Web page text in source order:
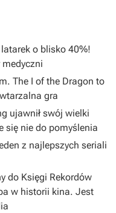
o blisko 40%!
The I of the Dragon to
gra
ujawnił swój wielki
się nie do pomyślenia
z najlepszych seriali
do Księgi Rekordów
w historii kina. Jest